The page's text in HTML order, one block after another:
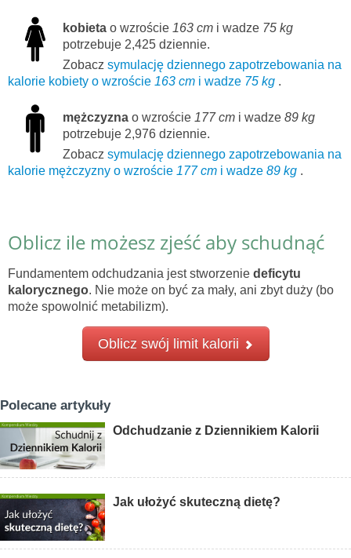
kobieta o wzroście 163 cm i wadze 75 kg
potrzebuje 2,425 dziennie.
Zobacz symulację dziennego zapotrzebowania na
kalorie kobiety o wzroście 163 cm i wadze 75 kg .
mężczyzna o wzroście 177 cm i wadze 89 kg
potrzebuje 2,976 dziennie.
Zobacz symulację dziennego zapotrzebowania na
kalorie mężczyzny o wzroście 177 cm i wadze 89 kg .
Oblicz ile możesz zjeść aby schudnąć
Fundamentem odchudzania jest stworzenie deficytu
kalorycznego. Nie może on być za mały, ani zbyt duży (bo
może spowolnić metabilizm).
Oblicz swój limit kalorii
Polecane artykuły
Odchudzanie z Dziennikiem Kalorii
Jak ułożyć skuteczną dietę?